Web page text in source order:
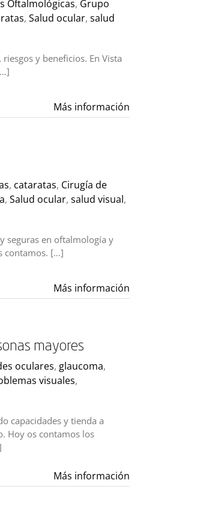
Oftalmológicas, Grupo
, Salud ocular, salud
y beneficios. En Vista
Más información
, cataratas, Cirugía de
, Salud ocular, salud visual,
seguras en oftalmología y
contamos. […]
Más información
mayores
oculares, glaucoma,
visuales,
capacidades y tienda a
Hoy os contamos los
Más información